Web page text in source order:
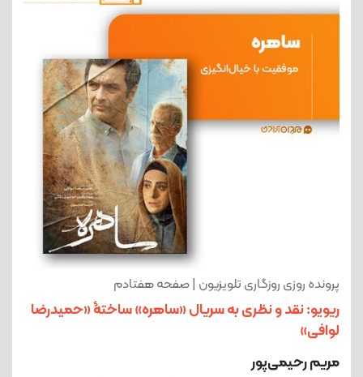
پرونده روزی روزگاری تلویزیون | صفحه هفتادم
ریویو: نقد و نظری به سریال «ساهره» ساختۀ «حمیدرضا
لوافی»
مریم رحیمی‌پور